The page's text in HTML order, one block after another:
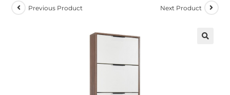
Previous Product Next Product